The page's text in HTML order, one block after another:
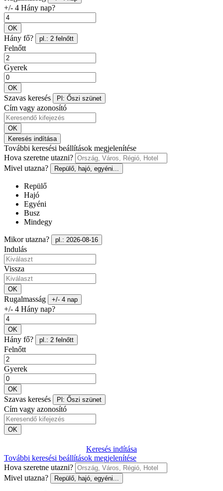
+/- 4 Hány nap?
OK
Hány fő? pl.: 2 felnőtt
Felnőtt
Gyerek
OK
Szavas keresés Pl: Őszi szünet
Cím vagy azonosító
OK
Keresés indítása
További keresési beállítások megjelenítése
Hova szeretne utazni?
Mivel utazna?
Repülő, hajó, egyéni...
Repülő
Hajó
Egyéni
Busz
Mindegy
Mikor utazna? pl.: 2026-08-16
Indulás
Vissza
OK
Rugalmasság +/- 4 nap
+/- 4 Hány nap?
OK
Hány fő? pl.: 2 felnőtt
Felnőtt
Gyerek
OK
Szavas keresés Pl: Őszi szünet
Cím vagy azonosító
OK
Keresés indítása
További keresési beállítások megjelenítése
Hova szeretne utazni?
Mivel utazna?
Repülő, hajó, egyéni...